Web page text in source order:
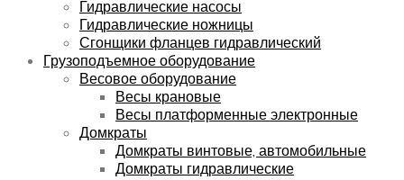
Гидравлические насосы
Гидравлические ножницы
Сгонщики фланцев гидравлический
Грузоподъемное оборудование
Весовое оборудование
Весы крановые
Весы платформенные электронные
Домкраты
Домкраты винтовые, автомобильные
Домкраты гидравлические